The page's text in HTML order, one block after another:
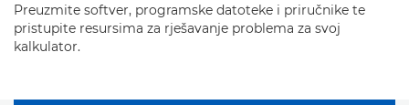
Preuzmite softver, programske datoteke i priručnike te
pristupite resursima za rješavanje problema za svoj
kalkulator.